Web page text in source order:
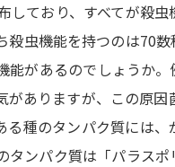
しており、すべてが殺
殺虫機能を持つのは70
能があるのでしょうか
がありますが、この原
る種のタンパク質には
タンパク質は「パラス